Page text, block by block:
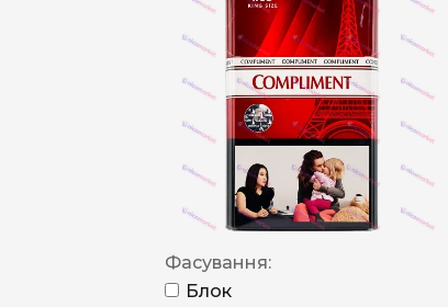
Фасування:
Блок